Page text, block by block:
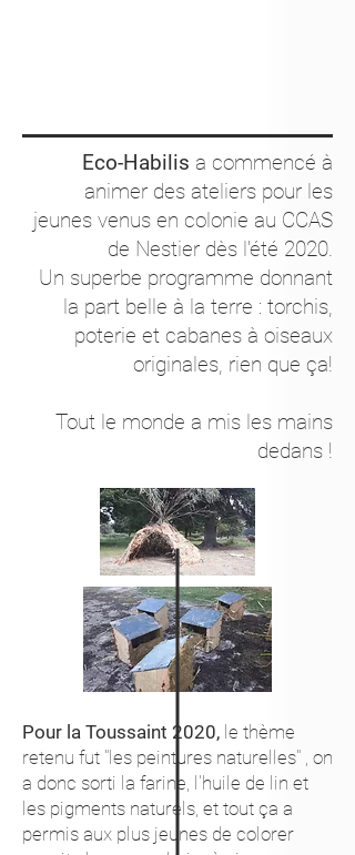
Eco-Habilis a commencé à
animer des ateliers pour les
jeunes venus en colonie au CCAS
de Nestier dès l'été 2020.
Un superbe programme donnant
la part belle à la terre : torchis,
poterie et cabanes à oiseaux
originales, rien que ça!
Tout le monde a mis les mains
dedans !
Pour la Toussaint 2020, le thème
retenu fut "les peintures naturelles" , on
a donc sorti la farine, l'huile de lin et
les pigments naturels, et tout ça a
permis aux plus jeunes de colorer